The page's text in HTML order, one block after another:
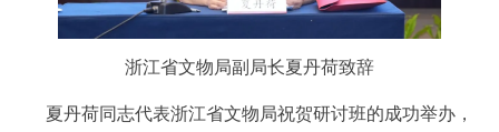
浙江省文物局副局长夏丹荷致辞
夏丹荷同志代表浙江省文物局祝贺研讨班的成功举办，